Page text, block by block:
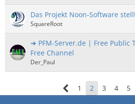
Das Projekt Noon-Software
SquareRoot
➜ PFM-Server.de | Free Public
Free Channel
Der_Paul
1 2 3 4 5